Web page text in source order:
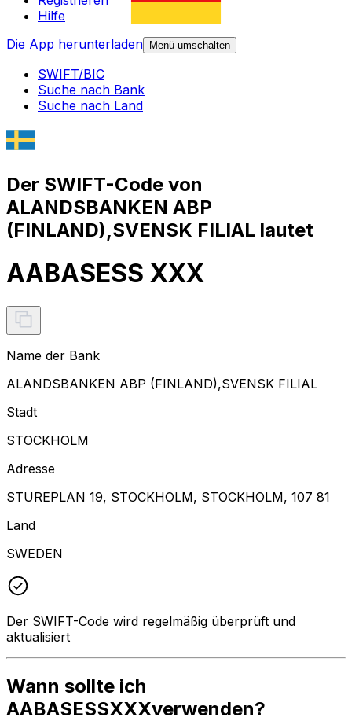
Hilfe
Die App herunterladen
Menü umschalten
SWIFT/BIC
Suche nach Bank
Suche nach Land
Der SWIFT-Code von
ALANDSBANKEN ABP
(FINLAND),SVENSK FILIAL lautet
AABASESS XXX
Name der Bank
ALANDSBANKEN ABP (FINLAND),SVENSK FILIAL
Stadt
STOCKHOLM
Adresse
STUREPLAN 19, STOCKHOLM, STOCKHOLM, 107 81
Land
SWEDEN
Der SWIFT-Code wird regelmäßig überprüft und
aktualisiert
Wann sollte ich
AABASESSXXXverwenden?